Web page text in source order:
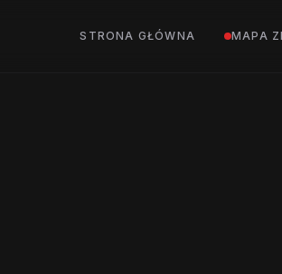
STRONA GŁÓWNA MAPA